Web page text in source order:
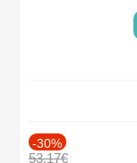
-30%
53.17€